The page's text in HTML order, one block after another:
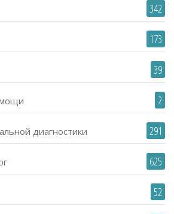
342
173
39
2
диагностики 291
625
52